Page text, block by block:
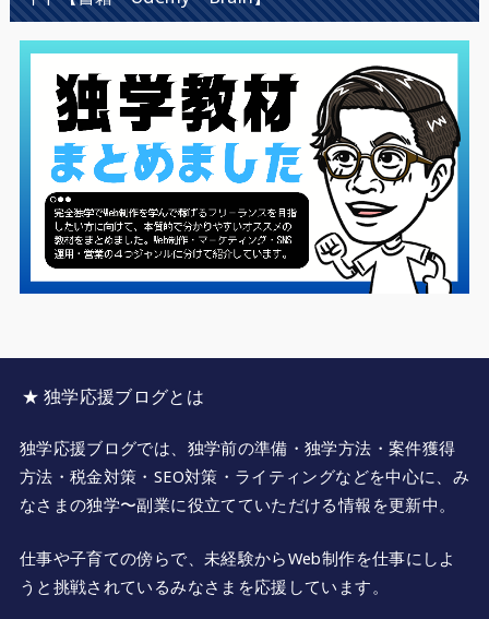
★ 独学応援ブログとは
独学応援ブログでは、独学前の準備・独学方法・案件獲得
方法・税金対策・SEO対策・ライティングなどを中心に、み
なさまの独学〜副業に役立てていただける情報を更新中。
仕事や子育ての傍らで、未経験からWeb制作を仕事にしよ
うと挑戦されているみなさまを応援しています。